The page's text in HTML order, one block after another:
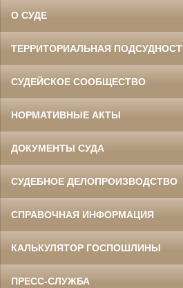
О СУДЕ
ТЕРРИТОРИАЛЬНАЯ
СУДЕЙСКОЕ СООБЩЕСТВО
НОРМАТИВНЫЕ АКТЫ
ДОКУМЕНТЫ СУДА
СУДЕБНОЕ ДЕЛОПРОИЗВОДСТВО
СПРАВОЧНАЯ ИНФОРМАЦИЯ
КАЛЬКУЛЯТОР ГОСПОШЛИНЫ
ПРЕСС-СЛУЖБА